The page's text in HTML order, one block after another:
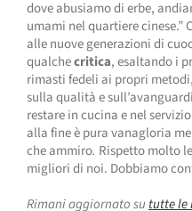
dove abusiamo di erbe,
umami nel quartiere cinese.”
alle nuove generazioni di
qualchecritica, esaltando i
rimasti fedeli ai propri
sulla qualità e
restare in cucina e nel
alla fine è pura vanagloria
che ammiro. Rispetto molto
migliori di noi. Dobbiamo
Rimani aggiornato sututte le